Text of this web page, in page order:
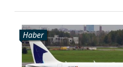
Haber